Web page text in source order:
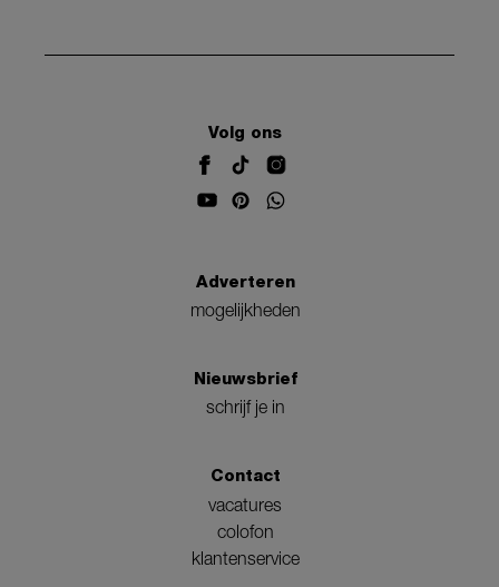
Volg ons
Adverteren
mogelijkheden
Nieuwsbrief
schrijf je in
Contact
vacatures
colofon
klantenservice